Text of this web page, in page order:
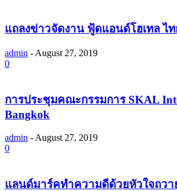
แถลงข่าวจัดงาน ฟู้ดแอนด์โฮเทล ไ
admin - August 27, 2019
0
การประชุมคณะกรรมการ SKAL
Bangkok
admin - August 27, 2019
0
แลนด์มาร์คทำความดีด้วยหัวใจถวา